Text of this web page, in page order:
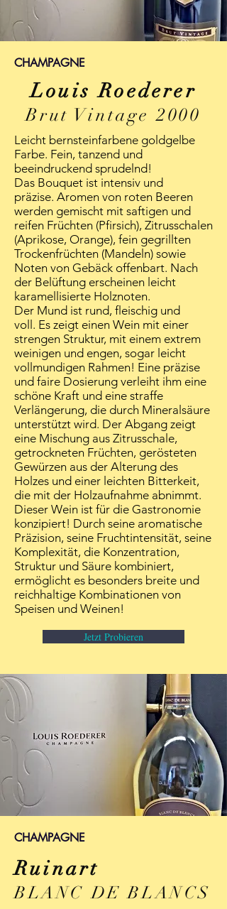
CHAMPAGNE
Louis Roederer
Brut Vintage 2000
Leicht bernsteinfarbene goldgelbe
Farbe. Fein, tanzend und
beeindruckend sprudelnd!
Das Bouquet ist intensiv und
präzise. Aromen von roten Beeren
werden gemischt mit saftigen und
reifen Früchten (Pfirsich), Zitrusschalen
(Aprikose, Orange), fein gegrillten
Trockenfrüchten (Mandeln) sowie
Noten von Gebäck offenbart. Nach
der Belüftung erscheinen leicht
karamellisierte Holznoten.
Der Mund ist rund, fleischig und
voll. Es zeigt einen Wein mit einer
strengen Struktur, mit einem extrem
weinigen und engen, sogar leicht
vollmundigen Rahmen! Eine präzise
und faire Dosierung verleiht ihm eine
schöne Kraft und eine straffe
Verlängerung, die durch Mineralsäure
unterstützt wird. Der Abgang zeigt
eine Mischung aus Zitrusschale,
getrockneten Früchten, gerösteten
Gewürzen aus der Alterung des
Holzes und einer leichten Bitterkeit,
die mit der Holzaufnahme abnimmt.
Dieser Wein ist für die Gastronomie
konzipiert! Durch seine aromatische
Präzision, seine Fruchtintensität, seine
Komplexität, die Konzentration,
Struktur und Säure kombiniert,
ermöglicht es besonders breite und
reichhaltige Kombinationen von
Speisen und Weinen!
Jetzt Probieren
CHAMPAGNE
Ruinart
BLANC DE BLANCS